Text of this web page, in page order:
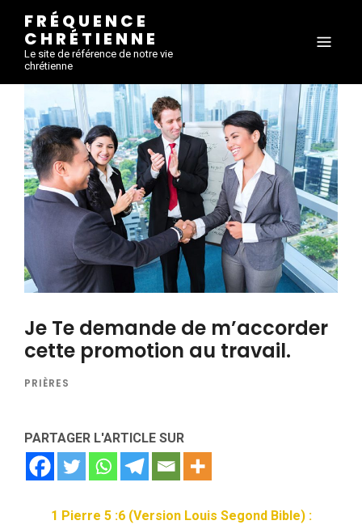
FRÉQUENCE
CHRÉTIENNE
Le site de référence de notre vie
chrétienne
Je Te demande de m’accorder
cette promotion au travail.
PRIÈRES
PARTAGER L'ARTICLE SUR
1 Pierre 5 :6 (Version Louis Segond Bible) :